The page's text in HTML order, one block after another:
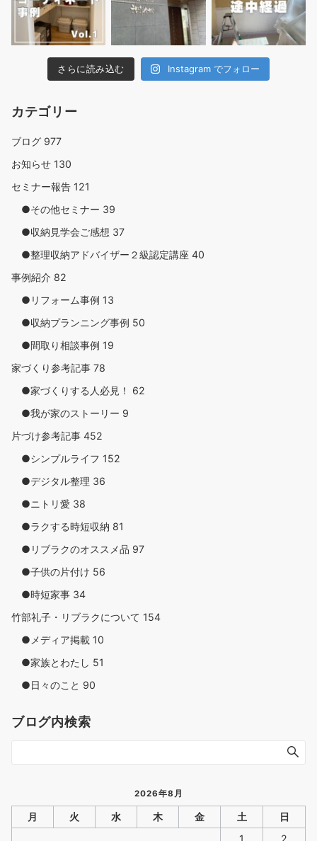
さらに読み込む Instagram でフォロー
カテゴリー
ブログ 977
お知らせ 130
セミナー報告 121
●その他セミナー 39
●収納見学会ご感想 37
●整理収納アドバイザー２級認定講座 40
事例紹介 82
●リフォーム事例 13
●収納プランニング事例 50
●間取り相談事例 19
家づくり参考記事 78
●家づくりする人必見！ 62
●我が家のストーリー 9
片づけ参考記事 452
●シンプルライフ 152
●デジタル整理 36
●ニトリ愛 38
●ラクする時短収納 81
●リブラクのオススメ品 97
●子供の片付け 56
●時短家事 34
竹部礼子・リブラクについて 154
●メディア掲載 10
●家族とわたし 51
●日々のこと 90
ブログ内検索
2026年8月
月 火 水 木 金 土
日
1
2